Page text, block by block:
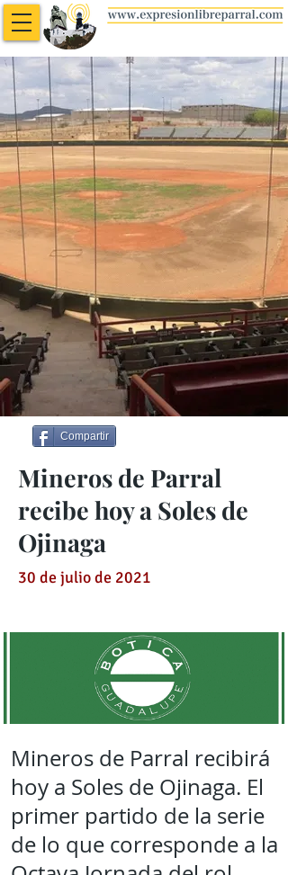
Compartir
Mineros de Parral
recibe hoy a Soles de
Ojinaga
30 de julio de 2021
Mineros de Parral recibirá
hoy a Soles de Ojinaga. El
primer partido de la serie
de lo que corresponde a la